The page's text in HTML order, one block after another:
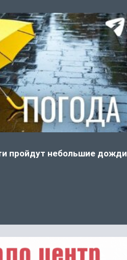
пройдут небольшие дожди